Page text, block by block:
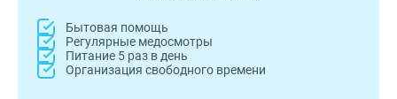
Бытовая помощь
Регулярные медосмотры
Питание 5 раз в день
Организация свободного времени